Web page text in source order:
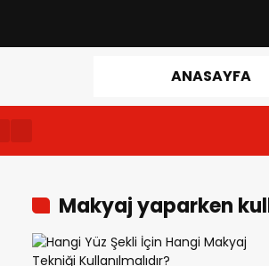
ANASAYFA
Makyaj yaparken